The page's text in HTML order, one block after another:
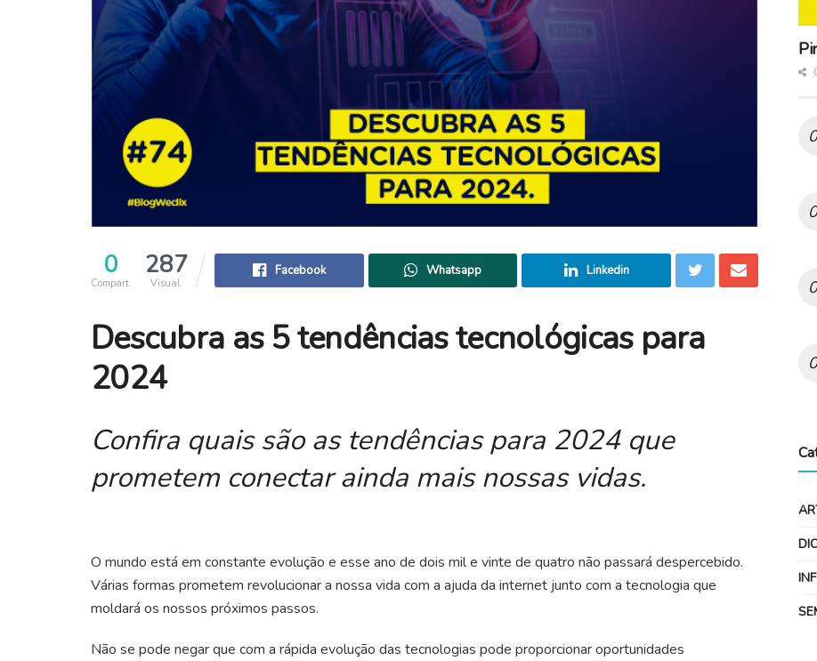
0
Compart.
287
Visual.
Facebook Whatsapp Linkedin
Descubra as 5 tendências tecnológicas para
2024
Confira quais são as tendências para 2024 que
prometem conectar ainda mais nossas vidas.
O mundo está em constante evolução e esse ano de dois mil e vinte de quatro não passará despercebido.
Várias formas prometem revolucionar a nossa vida com a ajuda da internet junto com a tecnologia que
moldará os nossos próximos passos.
Não se pode negar que com a rápida evolução das tecnologias pode proporcionar oportunidades